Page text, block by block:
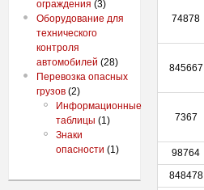
ограждения (3)
Оборудование для
технического
контроля
автомобилей (28)
Перевозка опасных
грузов (2)
Информационные
таблицы (1)
Знаки
опасности (1)
74878
845667
7367
98764
848478